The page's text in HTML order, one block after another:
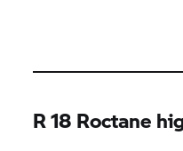
R 18 Roctane